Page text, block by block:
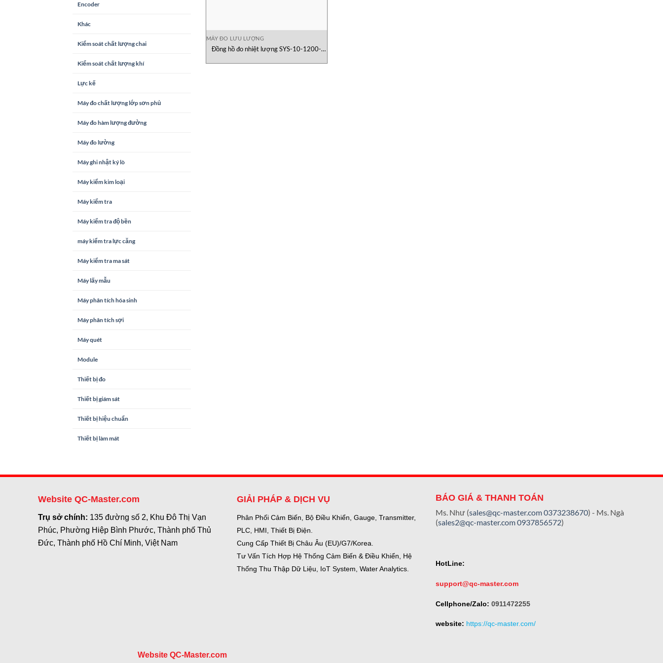
Encoder
Khác
Kiểm soát chất lượng chai
Kiểm soát chất lượng khí
Lực kế
Máy đo chất lượng lớp sơn phủ
Máy đo hàm lượng đường
Máy đo lường
Máy ghi nhật ký lò
Máy kiểm kim loại
Máy kiểm tra
Máy kiểm tra độ bền
máy kiểm tra lực căng
Máy kiểm tra ma sát
Máy lấy mẫu
Máy phân tích hóa sinh
Máy phân tích sợi
Máy quét
Module
Thiết bị đo
Thiết bị giám sát
Thiết bị hiệu chuẩn
Thiết bị làm mát
MÁY ĐO LƯU LƯỢNG
Đồng hồ đo nhiệt lượng SYS-10-1200-
Website QC-Master.com
Trụ sở chính: 135 đường số 2, Khu Đô Thị Vạn
Phúc, Phường Hiệp Bình Phước, Thành phố Thủ
Đức, Thành phố Hồ Chí Minh, Việt Nam
GIẢI PHÁP & DỊCH VỤ
Phân Phối Cảm Biến, Bộ Điều Khiển, Gauge, Transmitter,
PLC, HMI, Thiết Bị Điện.
Cung Cấp Thiết Bị Châu Âu (EU)/G7/Korea.
Tư Vấn Tích Hợp Hệ Thống Cảm Biến & Điều Khiển, Hệ
Thống Thu Thập Dữ Liệu, IoT System, Water Analytics.
BÁO GIÁ & THANH TOÁN
Ms. Như (sales@qc-master.com0373238670) - Ms. Ngà
(sales2@qc-master.com0937856572)
HotLine:
support@qc-master.com
Cellphone/Zalo: 0911472255
website: https://qc-master.com/
Website QC-Master.com